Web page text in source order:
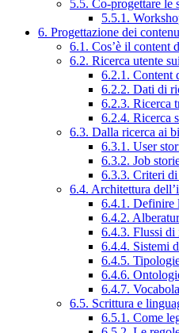
5.5. Co-progettare le
5.5.1.
6. Progettazione dei
6.1. Cos’è il content
6.2. Ricerca utente
6.2.1. Content
6.2.2. Dati di
6.2.3. Ricerca
6.2.4. Ricerca
6.3. Dalla ricerca ai
6.3.1. User
6.3.2. Job
6.3.3. Criteri di
6.4. Architettura
6.4.1. Definire
6.4.2.
6.4.3. Flussi di
6.4.4. Sistemi
6.4.5.
6.4.6.
6.4.7.
6.5. Scrittura e
6.5.1. Come